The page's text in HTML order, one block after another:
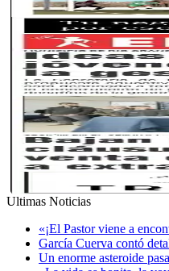
Ultimas Noticias
«¡El Pastor viene a
García Cuerva contó
Un enorme asteroide